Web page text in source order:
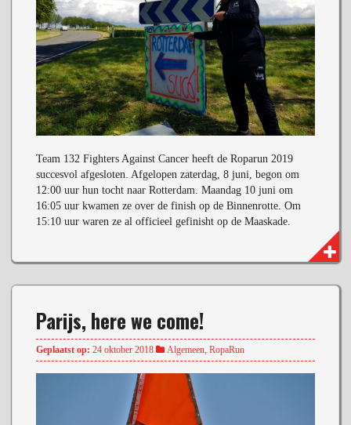
Team 132 Fighters Against Cancer heeft de Roparun 2019
succesvol afgesloten. Afgelopen zaterdag, 8 juni, begon om
12:00 uur hun tocht naar Rotterdam. Maandag 10 juni om
16:05 uur kwamen ze over de finish op de Binnenrotte. Om
15:10 uur waren ze al officieel gefinisht op de Maaskade.
Parijs, here we come!
Geplaatst op: 24 oktober 2018 Algemeen, RopaRun